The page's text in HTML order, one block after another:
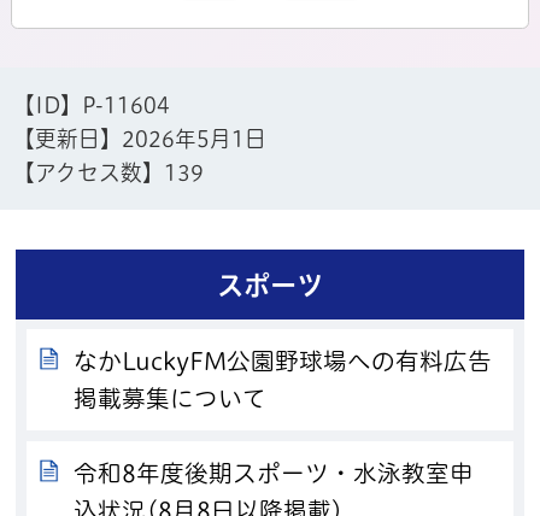
【ID】
P-11604
【更新日】 2026年5月1日
【アクセス数】
139
スポーツ
なかLuckyFM公園野球場への有料広告
掲載募集について
令和8年度後期スポーツ・水泳教室申
込状況(8月8日以降掲載)